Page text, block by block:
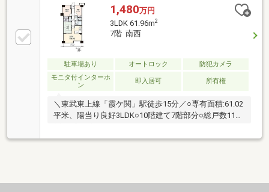
1,480万円
3LDK 61.96m2
7階 南西
駐車場あり オートロック
防犯カメラ
モニタ付インターホ
ン
即入居可 所有権
＼東武東上線「霞ケ関」駅徒歩15分／○専有面積:61.02
平米、陽当り良好3LDK○10階建て7階部分○総戸数112